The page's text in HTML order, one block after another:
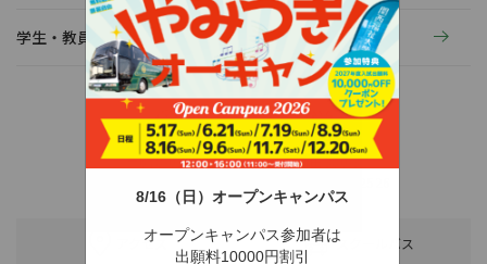
8/16（日）オープンキャンパス
オープンキャンパス参加者は
出願料10000円割引
学生・教員の活動
〒678-0255 兵庫県赤穂市新田380-3
アクセス スクールバス